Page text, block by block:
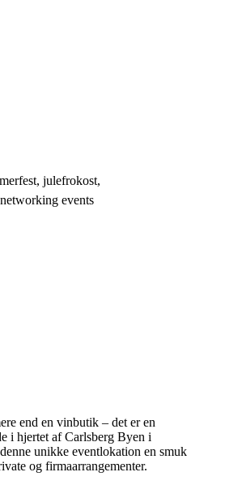
julefrokost,
events
end en vinbutik – det er en
i hjertet af Carlsberg Byen i
unikke eventlokation en smuk
og firmaarrangementer.